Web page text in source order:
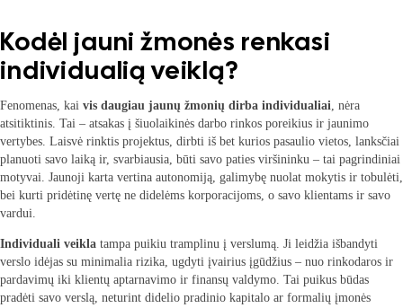
Kodėl jauni žmonės renkasi
individualią veiklą?
Fenomenas, kai vis daugiau jaunų žmonių dirba individualiai, nėra
atsitiktinis. Tai – atsakas į šiuolaikinės darbo rinkos poreikius ir jaunimo
vertybes. Laisvė rinktis projektus, dirbti iš bet kurios pasaulio vietos, lanksčiai
planuoti savo laiką ir, svarbiausia, būti savo paties viršininku – tai pagrindiniai
motyvai. Jaunoji karta vertina autonomiją, galimybę nuolat mokytis ir tobulėti,
bei kurti pridėtinę vertę ne didelėms korporacijoms, o savo klientams ir savo
vardui.
Individuali veikla tampa puikiu tramplinu į verslumą. Ji leidžia išbandyti
verslo idėjas su minimalia rizika, ugdyti įvairius įgūdžius – nuo rinkodaros ir
pardavimų iki klientų aptarnavimo ir finansų valdymo. Tai puikus būdas
pradėti savo verslą, neturint didelio pradinio kapitalo ar formalių įmonės